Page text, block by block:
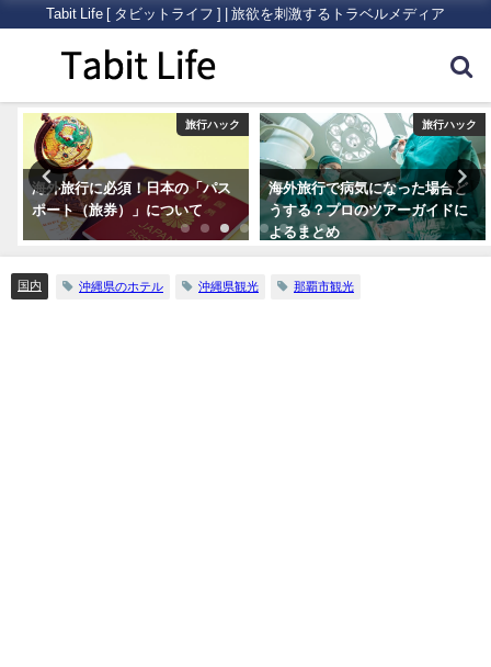
Tabit Life [ タビットライフ ] | 旅欲を刺激するトラベルメディア
旅行ハック
海外旅行に必須！日本の「パス
ポート（旅券）」について
旅行ハック
海外旅行で病気になった場合ど
うする？プロのツアーガイドに
よるまとめ
国内 沖縄県のホテル 沖縄県観光 那覇市観光